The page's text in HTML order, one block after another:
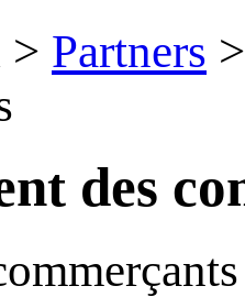
> Partners
des